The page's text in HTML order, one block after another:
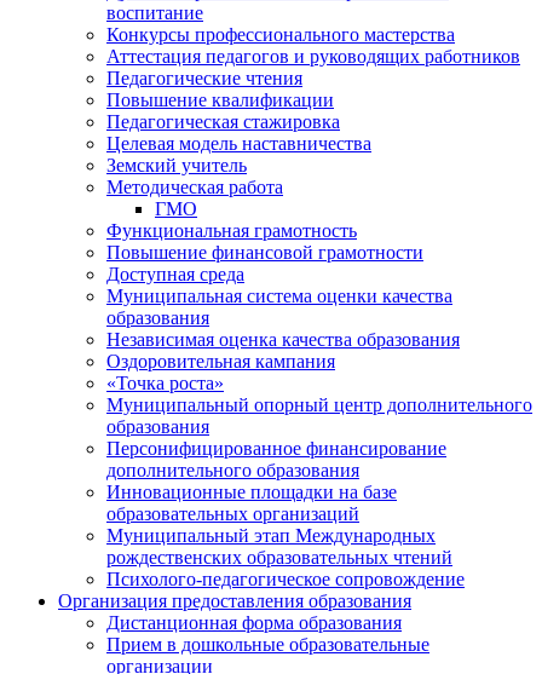
воспитание
Конкурсы профессионального мастерства
Аттестация педагогов и руководящих работников
Педагогические чтения
Повышение квалификации
Педагогическая стажировка
Целевая модель наставничества
Земский учитель
Методическая работа
ГМО
Функциональная грамотность
Повышение финансовой грамотности
Доступная среда
Муниципальная система оценки качества
образования
Независимая оценка качества образования
Оздоровительная кампания
«Точка роста»
Муниципальный опорный центр дополнительного
образования
Персонифицированное финансирование
дополнительного образования
Инновационные площадки на базе
образовательных организаций
Муниципальный этап Международных
рождественских образовательных чтений
Психолого-педагогическое сопровождение
Организация предоставления образования
Дистанционная форма образования
Прием в дошкольные образовательные
организации